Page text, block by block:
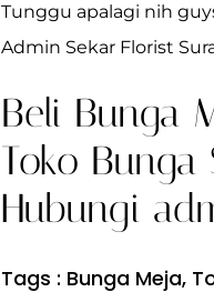
Tunggu apalagi nih
Admin Sekar Florist
Beli Bunga
Toko Bunga
Hubungi
Tags : Bunga Meja,